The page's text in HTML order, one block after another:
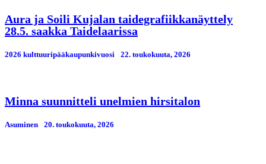
Aura ja Soili Kujalan taidegrafiikkanäyttely
28.5. saakka Taidelaarissa
2026 kulttuuripääkaupunkivuosi 22. toukokuuta, 2026
Minna suunnitteli unelmien hirsitalon
Asuminen 20. toukokuuta, 2026